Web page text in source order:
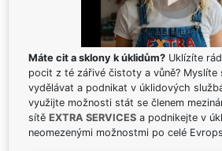
Máte cit a sklony k úklidům? Uklízíte
pocit z té zářivé čistoty a vůně? Myslíte
vydělávat a podnikat v úklidových
využijte možnosti stát se členem
sítě EXTRA SERVICES a podnikejte v
neomezenými možnostmi po celé